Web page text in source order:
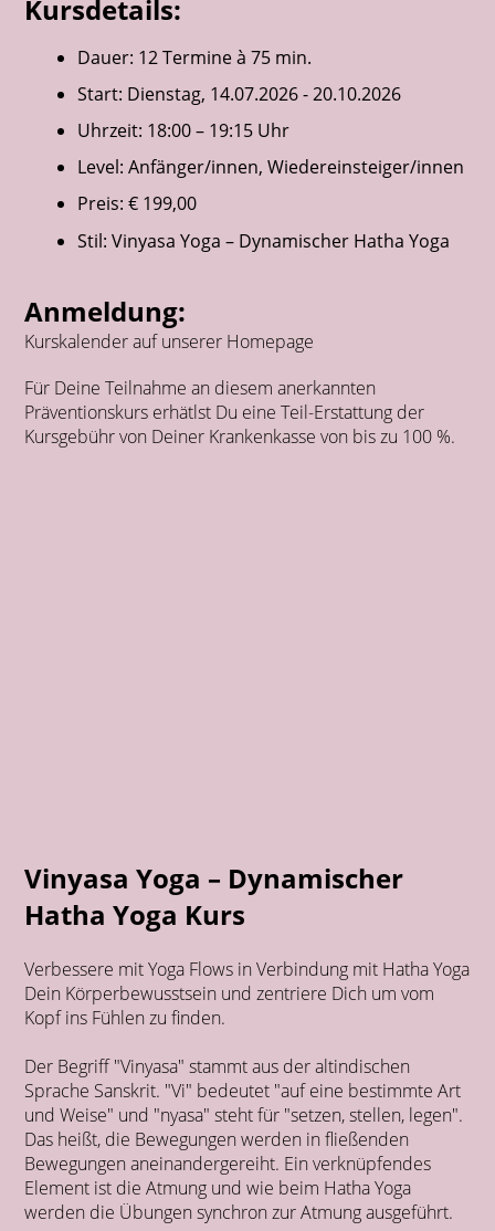
Kursdetails:
Dauer: 12 Termine à 75 min.
Start: Dienstag, 14.07.2026 - 20.10.2026
Uhrzeit: 18:00 – 19:15 Uhr
Level: Anfänger/innen, Wiedereinsteiger/innen
Preis: € 199,00
Stil: Vinyasa Yoga – Dynamischer Hatha Yoga
Anmeldung:
Kurskalender auf unserer Homepage
Für Deine Teilnahme an diesem anerkannten
Präventionskurs erhätlst Du eine Teil-Erstattung der
Kursgebühr von Deiner Krankenkasse von bis zu 100 %.
Vinyasa Yoga – Dynamischer
Hatha Yoga Kurs
Verbessere mit Yoga Flows in Verbindung mit Hatha Yoga
Dein Körperbewusstsein und zentriere Dich um vom
Kopf ins Fühlen zu finden.
Der Begriff "Vinyasa" stammt aus der altindischen
Sprache Sanskrit. "Vi" bedeutet "auf eine bestimmte Art
und Weise" und "nyasa" steht für "setzen, stellen, legen".
Das heißt, die Bewegungen werden in fließenden
Bewegungen aneinandergereiht. Ein verknüpfendes
Element ist die Atmung und wie beim Hatha Yoga
werden die Übungen synchron zur Atmung ausgeführt.